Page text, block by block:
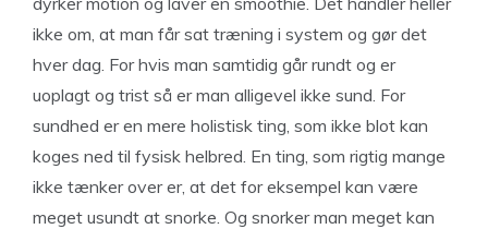
ikke om, at man får sat træning i system og gør det
hver dag. For hvis man samtidig går rundt og er
uoplagt og trist så er man alligevel ikke sund. For
sundhed er en mere holistisk ting, som ikke blot kan
koges ned til fysisk helbred. En ting, som rigtig mange
ikke tænker over er, at det for eksempel kan være
meget usundt at snorke. Og snorker man meget kan